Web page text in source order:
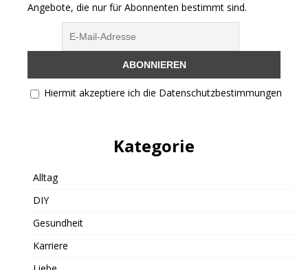
Angebote, die nur für Abonnenten bestimmt sind.
Hiermit akzeptiere ich die Datenschutzbestimmungen
Kategorie
Alltag
DIY
Gesundheit
Karriere